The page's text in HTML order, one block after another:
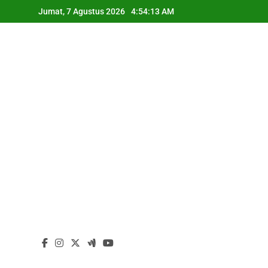
to
Jumat, 7 Agustus 2026 4:54:15 AM